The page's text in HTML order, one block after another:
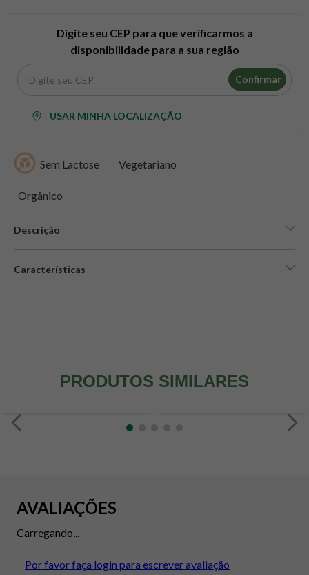
Digite seu CEP para que verificarmos a
disponibilidade para a sua região
Confirmar
USAR MINHA LOCALIZAÇÃO
Sem Lactose Vegetariano
Orgânico
Descrição
Características
PRODUTOS SIMILARES
AVALIAÇÕES
Carregando...
Por favor faça login para escrever avaliação
psyllium